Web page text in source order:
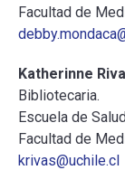
Facultad de
Katherinne
Bibliotecaria.
Escuela de
Facultad de
krivas@uchile.cl